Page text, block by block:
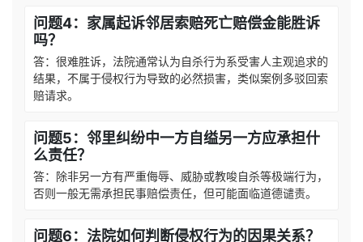
问题4：家属起诉邻居索赔死亡赔偿金能胜诉
吗？
答：很难胜诉，法院通常认为自杀行为系受害人主观追求的
结果，不属于侵权行为导致的必然损害，类似案例多驳回索
赔请求。
问题5：邻里纠纷中一方自缢另一方应承担什
么责任？
答：除非另一方有严重侮辱、威胁或教唆自杀等极端行为，
否则一般无需承担民事赔偿责任，但可能面临道德谴责。
问题6：法院如何判断侵权行为的因果关系？